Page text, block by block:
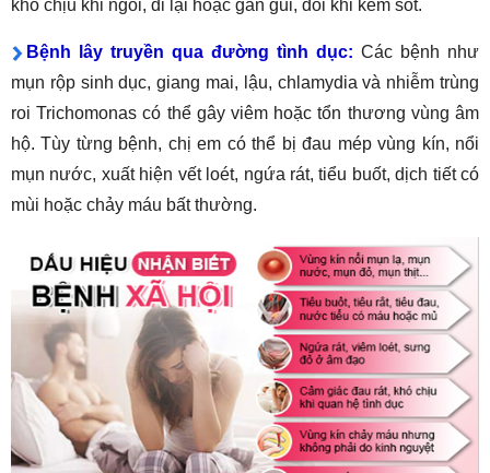
khó chịu khi ngồi, đi lại hoặc gần gũi, đôi khi kèm sốt.
Bệnh lây truyền qua đường tình dục: Các bệnh như
mụn rộp sinh dục, giang mai, lậu, chlamydia và nhiễm trùng
roi Trichomonas có thể gây viêm hoặc tổn thương vùng âm
hộ. Tùy từng bệnh, chị em có thể bị đau mép vùng kín, nổi
mụn nước, xuất hiện vết loét, ngứa rát, tiểu buốt, dịch tiết có
mùi hoặc chảy máu bất thường.